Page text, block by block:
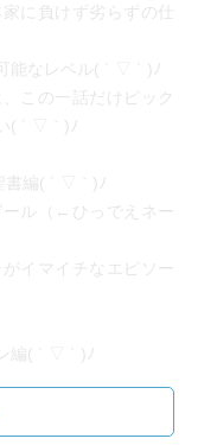
に負けず劣らずの仕
能なレベル( ´ ▽ ` )ﾉ
この一話だけピック
( ´ ▽ ` )ﾉ
書編( ´ ▽ ` )ﾉ
ル（←ひっでえネー
イマイチなエピソー
編( ´ ▽ ` )ﾉ
` )ﾉ
ックがひどい……あ